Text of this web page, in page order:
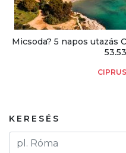
Micsoda? 5 napos utazás
CIPRUS
KERESÉS